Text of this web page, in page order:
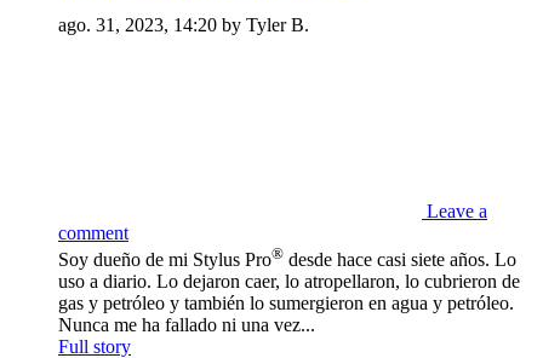
ago. 31, 2023, 14:20 by Tyler B.
Leave a
comment
Soy dueño de mi Stylus Pro® desde hace casi siete años. Lo
uso a diario. Lo dejaron caer, lo atropellaron, lo cubrieron de
gas y petróleo y también lo sumergieron en agua y petróleo.
Nunca me ha fallado ni una vez...
Full story